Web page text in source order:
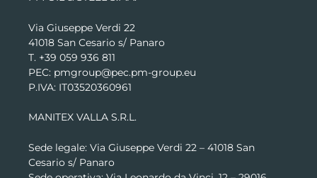
Via Giuseppe Verdi 22
41018 San Cesario s/ Panaro
T. +39 059 936 811
PEC: pmgroup@pec.pm-group.eu
P.IVA: IT03520360961
MANITEX VALLA S.R.L.
Sede legale: Via Giuseppe Verdi 22 – 41018 San
Cesario s/ Panaro